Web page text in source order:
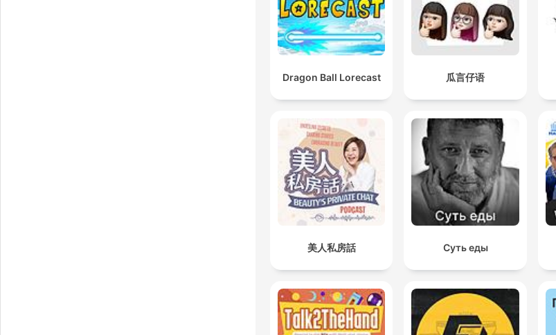
瓜言仔语
Dragon Ball Lorecast
Суть еды
美人私房話